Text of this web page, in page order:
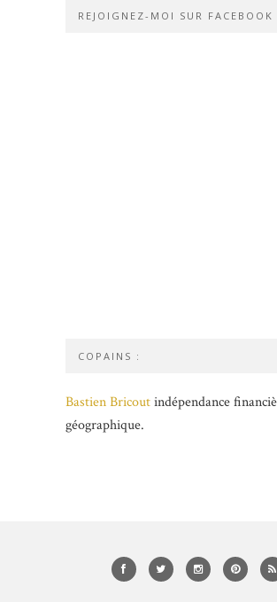
REJOIGNEZ-MOI SUR FACEBOOK
COPAINS :
Bastien Bricoutindépendance
géographique.